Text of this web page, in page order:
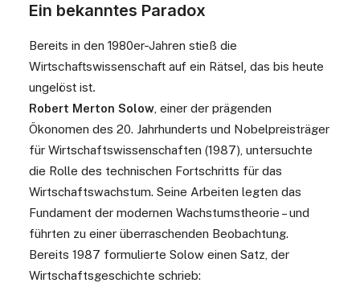
Ein bekanntes Paradox
Bereits in den 1980er-Jahren stieß die
Wirtschaftswissenschaft auf ein Rätsel, das bis heute
ungelöst ist.
Robert Merton Solow einer der prägenden
Ökonomen des 20. Jahrhunderts und Nobelpreisträger
für Wirtschaftswissenschaften (1987), untersuchte
die Rolle des technischen Fortschritts für das
Wirtschaftswachstum. Seine Arbeiten legten das
Fundament der modernen Wachstumstheorie – und
führten zu einer überraschenden Beobachtung.
Bereits 1987 formulierte Solow einen Satz, der
Wirtschaftsgeschichte schrieb: